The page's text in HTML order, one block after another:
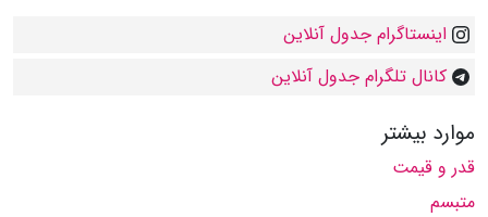
اینستاگرام جدول آنلاین
کانال تلگرام جدول آنلاین
موارد بیشتر
قدر و قیمت
متبسم